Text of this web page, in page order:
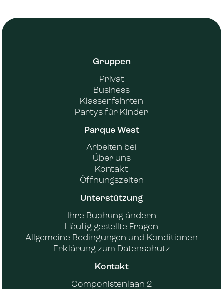
Gruppen
Privat
Business
Klassenfahrten
Partys für Kinder
Parque West
Arbeiten bei
Über uns
Kontakt
Öffnungszeiten
Unterstützung
Ihre Buchung ändern
Häufig gestellte Fragen
Allgemeine Bedingungen und Konditionen
Erklärung zum Datenschutz
Kontakt
Componistenlaan 2